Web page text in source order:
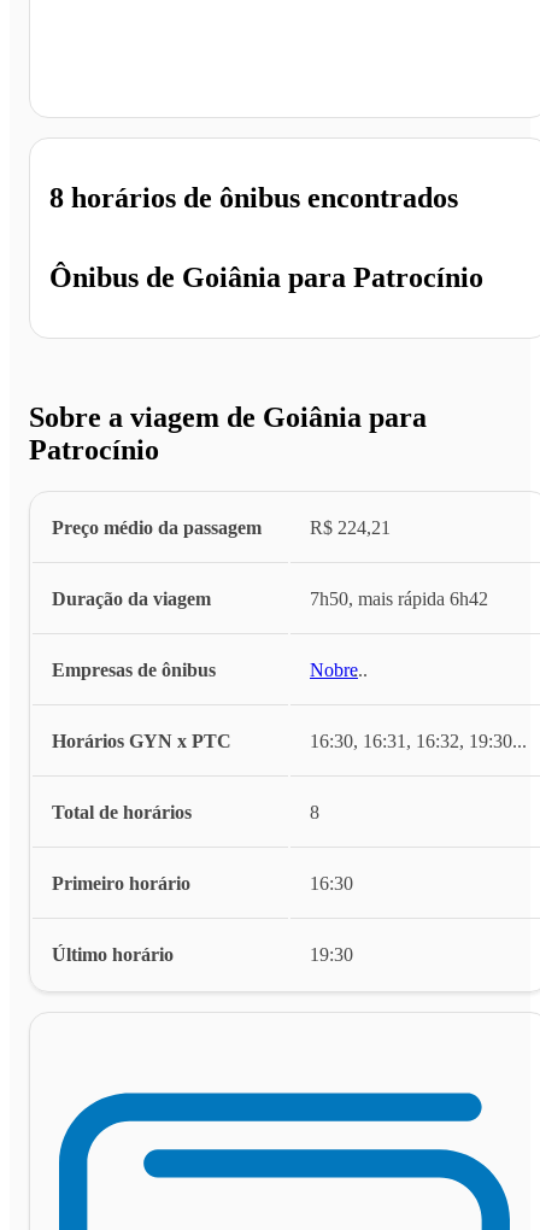
Ônibus de Goiânia para Patrocínio
8 horários de ônibus encontrados
Sobre a viagem de Goiânia para
Patrocínio
Preço médio da passagem R$ 224,21
Duração da viagem 7h50, mais rápida 6h42
Empresas de ônibus Nobre...
Horários GYN x PTC 16:30, 16:31, 16:32, 19:30...
Total de horários 8
Primeiro horário 16:30
Último horário 19:30